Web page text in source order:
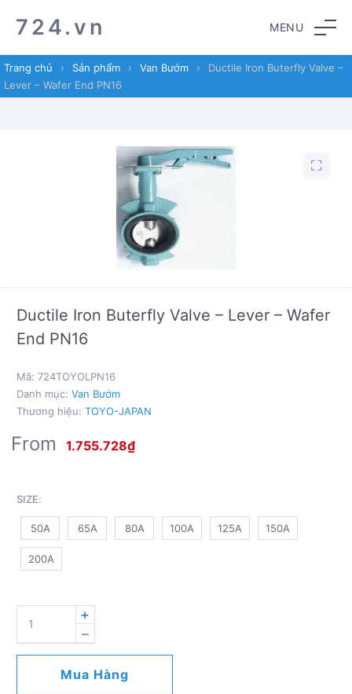
to
navigation
to
content
724.vn MENU
Trang chủ › Sản phẩm › Van Bướm ›
Ductile Iron Buterfly Valve –
Lever – Wafer End PN16
Ductile Iron Buterfly Valve – Lever – Wafer
End PN16
From 1.755.728₫
SIZE:
50A 65A 80A 100A 125A 150A
200A
IRON
Mua Hàng
Mã: 724TOYOLPN16
Danh mục: Van Bướm
Thương hiệu: TOYO-JAPAN